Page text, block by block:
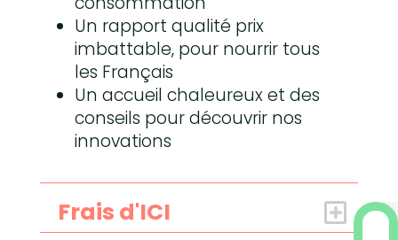
Un rapport qualité prix
imbattable, pour nourrir tous
les Français
Un accueil chaleureux et des
conseils pour découvrir nos
innovations
Frais d'ICI